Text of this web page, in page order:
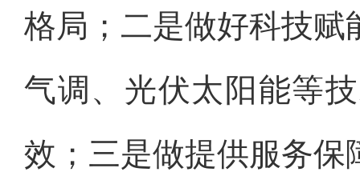
格局；二是做好科技赋
气调、光伏太阳能等
效；三是做提供服务保